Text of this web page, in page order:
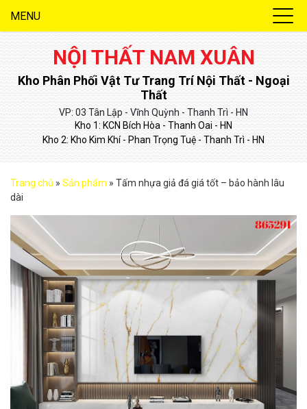
MENU
NỘI THẤT NAM XUÂN
Kho Phân Phối Vật Tư Trang Trí Nội Thất - Ngoại
Thất
VP: 03 Tân Lập - Vĩnh Quỳnh - Thanh Trì - HN
Kho 1: KCN Bích Hòa - Thanh Oai - HN
Kho 2: Kho Kim Khí - Phan Trọng Tuệ - Thanh Trì - HN
Trang chủ » Sản phẩm » Tấm nhựa giả đá giá tốt – bảo hành lâu
dài